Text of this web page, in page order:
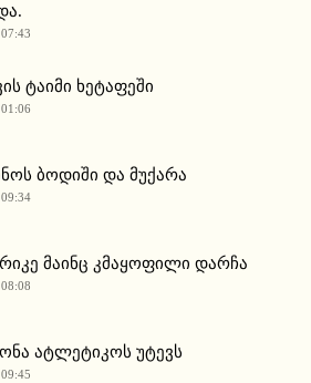
ტაიმი ხეტაფეში
ბოდიში და მუქარა
მაინც კმაყოფილი დარჩა
ატლეტიკოს უტევს